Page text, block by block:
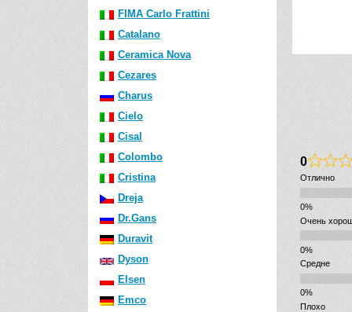
FIMA Carlo Frattini
Catalano
Ceramica Nova
Cezares
Charus
Cielo
Cisal
Colombo
Cristina
Dreja
Dr.Gans
Duravit
Dyson
Elsen
Emco
Цена: 3009р.
0
Отлично
Очень
Средне
Плохо